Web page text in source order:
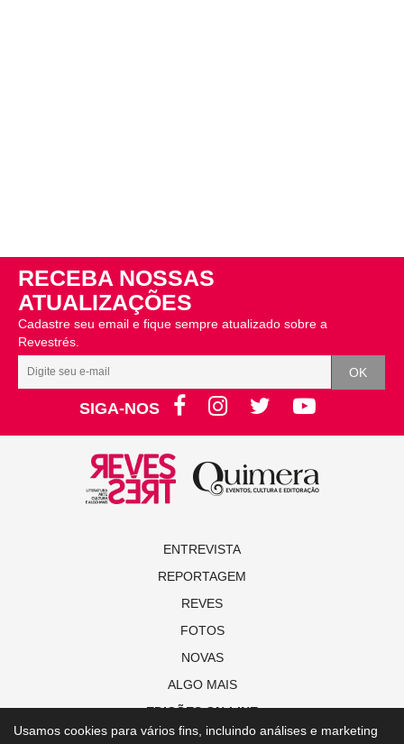
RECEBA NOSSAS
ATUALIZAÇÕES
Cadastre seu email e fique sempre atualizado sobre a
Revestrés.
SIGA-NOS
ENTREVISTA
REPORTAGEM
REVES
FOTOS
NOVAS
ALGO MAIS
EDIÇÕES ON-LINE
Usamos cookies para vários fins, incluindo análises e marketing